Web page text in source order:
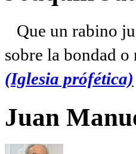
Que un rabino
sobre la bondad
(Iglesia prófética)
Juan